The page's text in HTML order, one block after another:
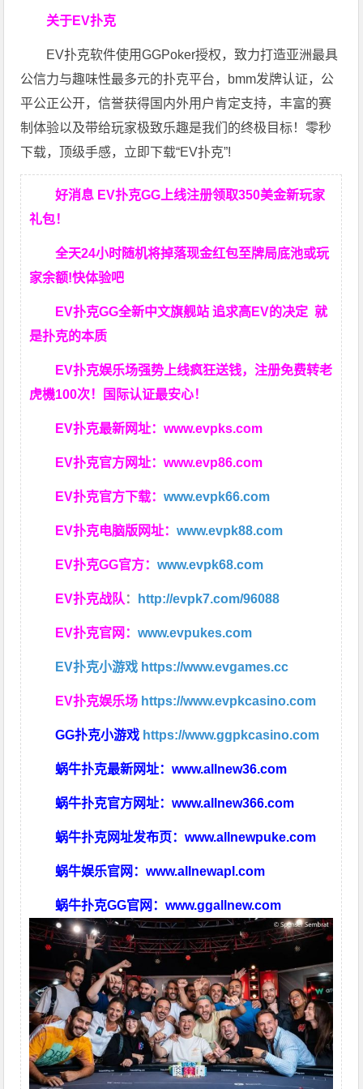
关于EV扑克
EV扑克软件使用GGPoker授权，致力打造亚洲最具
公信力与趣味性最多元的扑克平台，bmm发牌认证，公
平公正公开，信誉获得国内外用户肯定支持，丰富的赛
制体验以及带给玩家极致乐趣是我们的终极目标！零秒
下载，顶级手感，立即下载“EV扑克”!
好消息 EV扑克GG上线注册领取350美金新玩家
礼包！
全天24小时随机将掉落现金红包至牌局底池或玩
家余额!快体验吧
EV扑克GG全新中文旗舰站 追求高EV的决定就
是扑克的本质
EV扑克娱乐场强势上线疯狂送钱，注册免费转老
虎機100次！国际认证最安心！
EV扑克最新网址：www.evpks.com
EV扑克官方网址：www.evp86.com
EV扑克官方下载：www.evpk66.com
EV扑克电脑版网址：www.evpk88.com
EV扑克GG官方：www.evpk68.com
EV扑克战队： http://evpk7.com/96088
EV扑克官网：www.evpukes.com
EV扑克小游戏 https://www.evgames.cc
EV扑克娱乐场 https://www.evpkcasino.com
GG扑克小游戏 https://www.ggpkcasino.com
蜗牛扑克最新网址：www.allnew36.com
蜗牛扑克官方网址：www.allnew366.com
蜗牛扑克网址发布页：www.allnewpuke.com
蜗牛娱乐官网：www.allnewapl.com
蜗牛扑克GG官网：www.ggallnew.com